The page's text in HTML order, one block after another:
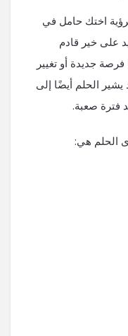
اختك حامل في
على خير قادم
جديدة أو تغيير
الحلم أيضًا إلى
فترة صعبة.
الحلم هي: